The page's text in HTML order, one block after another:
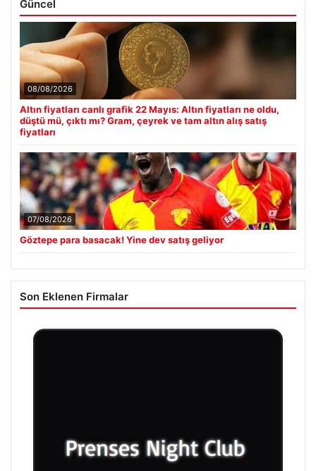
Güncel
08/08/2026
Altın fiyatları canlı grafik 22 Mayıs: Altın fiyatları ne oldu,
düştü mü, çıktı mı? Gram, çeyrek ve tam altın alış satış
fiyatları
07/08/2026
Göztepe para basacak! Yine dev satış geliyor
Son Eklenen Firmalar